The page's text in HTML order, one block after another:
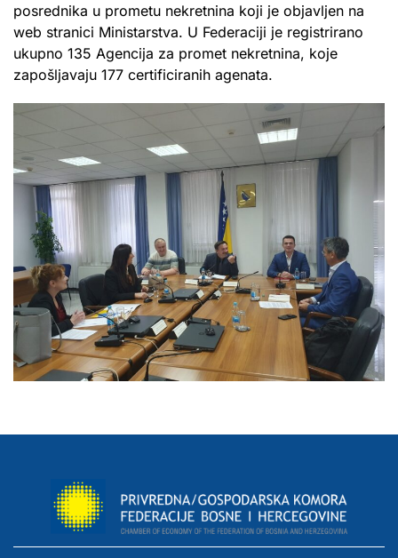
posrednika u prometu nekretnina koji je objavljen na
web stranici Ministarstva. U Federaciji je registrirano
ukupno 135 Agencija za promet nekretnina, koje
zapošljavaju 177 certificiranih agenata.